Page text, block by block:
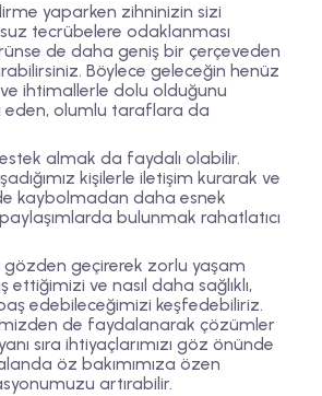
yaparken zihninizin sizi
tecrübelere odaklanması
de daha geniş bir çerçeveden
Böylece geleceğin henüz
ihtimallerle dolu olduğunu
eden, olumlu taraflara da
almak da faydalı olabilir.
kişilerle iletişim kurarak ve
kaybolmadan daha esnek
bulunmak rahatlatıcı
gözden geçirerek zorlu yaşam
ettiğimizi ve nasıl daha sağlıklı,
edebileceğimizi keşfedebiliriz.
de faydalanarak çözümler
sıra ihtiyaçlarımızı göz önünde
öz bakımımıza özen
artırabilir.